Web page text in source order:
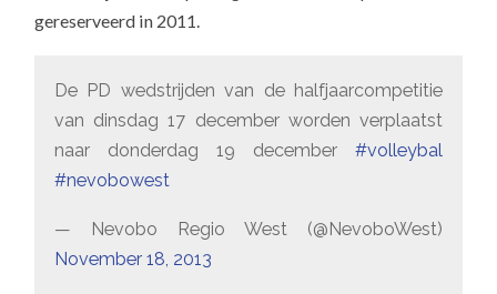
gereserveerd in 2011.
De PD wedstrijden van de halfjaarcompetitie
van dinsdag 17 december worden verplaatst
naar donderdag 19 december #volleybal
#nevobowest
— Nevobo Regio West (@NevoboWest)
November 18, 2013